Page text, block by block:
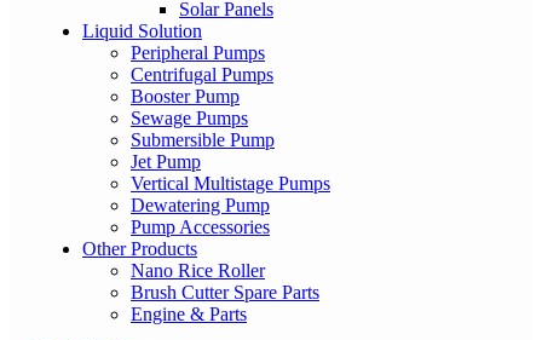
Solar Panels
Liquid Solution
Peripheral Pumps
Centrifugal Pumps
Booster Pump
Sewage Pumps
Submersible Pump
Jet Pump
Vertical Multistage Pumps
Dewatering Pump
Pump Accessories
Other Products
Nano Rice Roller
Brush Cutter Spare Parts
Engine & Parts